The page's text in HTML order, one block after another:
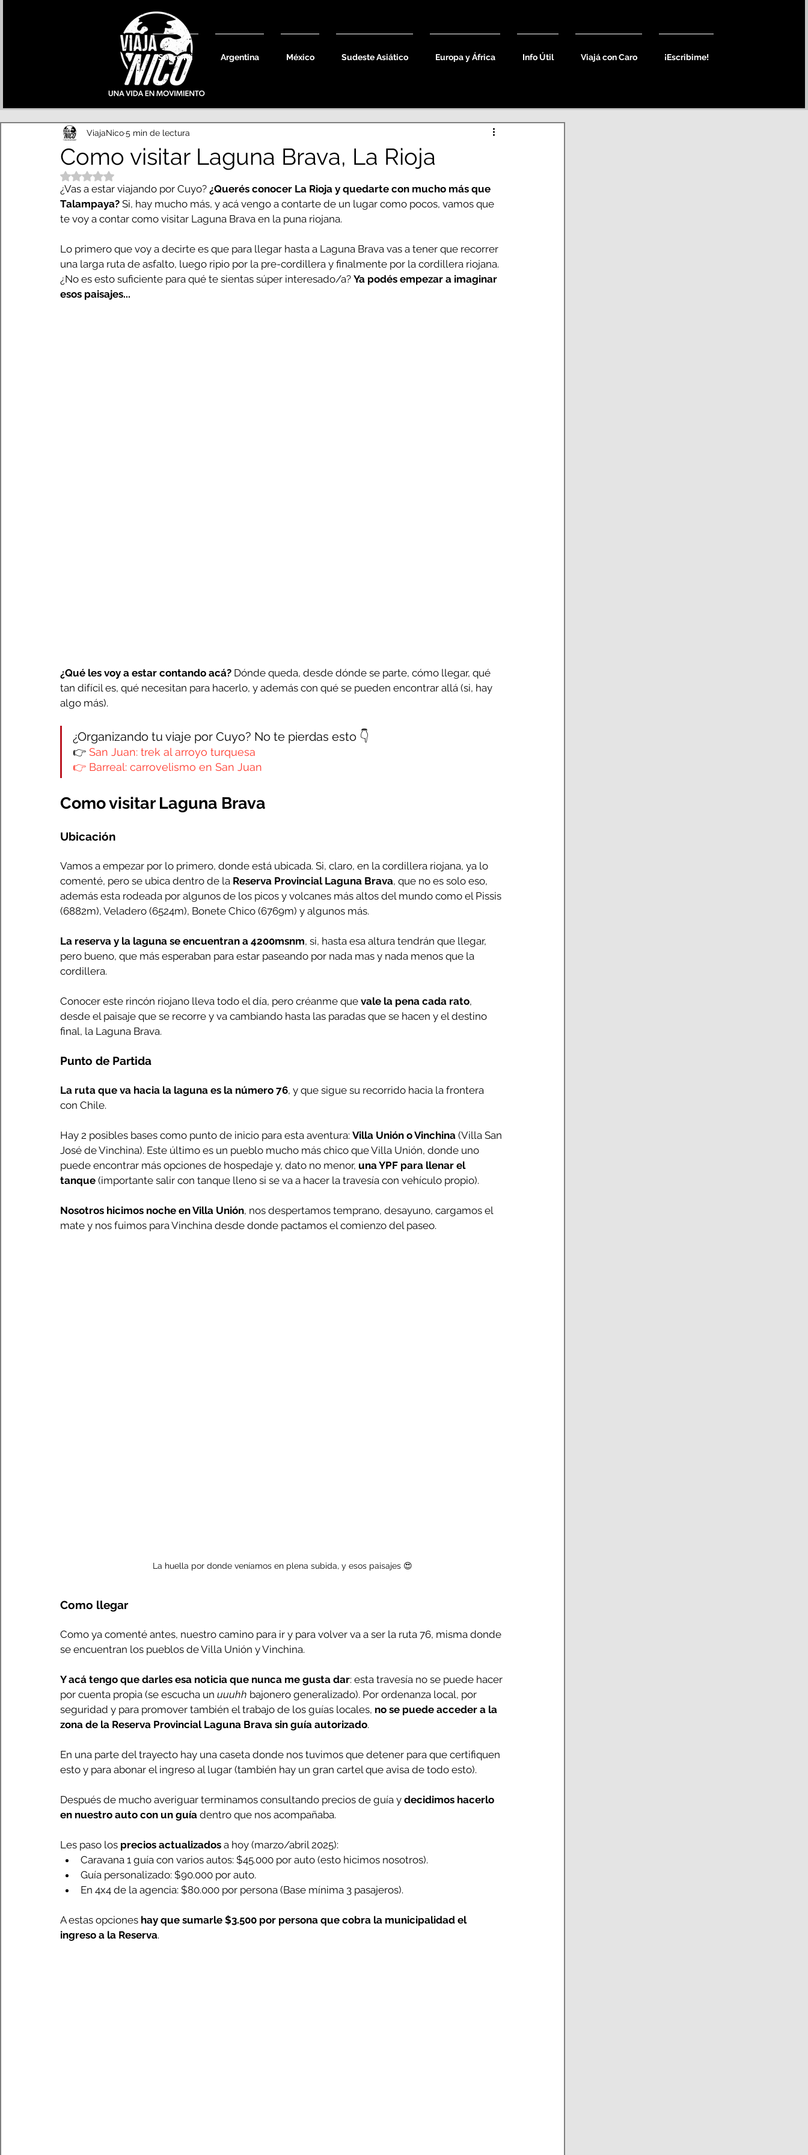
Sobre Mi Argentina México Sudeste Asiático Europa y África Info Útil Viajá con Caro ¡Escribime!
Como visitar Laguna Brava, La Rioja
ViajaNico5 min de lectura
Obtuvo NaN de 5 estrellas.
¿Vas a estar viajando por Cuyo? ¿Querés conocer La Rioja y quedarte con mucho más que
Talampaya? Si, hay mucho más, y acá vengo a contarte de un lugar como pocos, vamos que
te voy a contar como visitar Laguna Brava en la puna riojana.
Lo primero que voy a decirte es que para llegar hasta a Laguna Brava vas a tener que recorrer
una larga ruta de asfalto, luego ripio por la pre-cordillera y finalmente por la cordillera riojana.
¿No es esto suficiente para qué te sientas súper interesado/a? Ya podés empezar a imaginar
esos paisajes...
¿Qué les voy a estar contando acá? Dónde queda, desde dónde se parte, cómo llegar, qué
tan difícil es, qué necesitan para hacerlo, y además con qué se pueden encontrar allá (si, hay
algo más).
¿Organizando tu viaje por Cuyo? No te pierdas esto 👇
👉 San Juan: trek al arroyo turquesa
👉 Barreal: carrovelismo en San Juan
Como visitar Laguna Brava
Ubicación
Vamos a empezar por lo primero, donde está ubicada. Si, claro, en la cordillera riojana, ya lo
comenté, pero se ubica dentro de la Reserva Provincial Laguna Brava, que no es solo eso,
además esta rodeada por algunos de los picos y volcanes más altos del mundo como el Pissis
(6882m), Veladero (6524m), Bonete Chico (6769m) y algunos más.
La reserva y la laguna se encuentran a 4200msnm, si, hasta esa altura tendrán que llegar,
pero bueno, que más esperaban para estar paseando por nada mas y nada menos que la
cordillera.
Conocer este rincón riojano lleva todo el día, pero créanme que vale la pena cada rato,
desde el paisaje que se recorre y va cambiando hasta las paradas que se hacen y el destino
final, la Laguna Brava.
Punto de Partida
La ruta que va hacia la laguna es la número 76, y que sigue su recorrido hacia la frontera
con Chile.
Hay 2 posibles bases como punto de inicio para esta aventura: Villa Unión o Vinchina (Villa San
José de Vinchina). Este último es un pueblo mucho más chico que Villa Unión, donde uno
puede encontrar más opciones de hospedaje y, dato no menor, una YPF para llenar el
tanque (importante salir con tanque lleno si se va a hacer la travesía con vehículo propio).
Nosotros hicimos noche en Villa Unión, nos despertamos temprano, desayuno, cargamos el
mate y nos fuimos para Vinchina desde donde pactamos el comienzo del paseo.
La huella por donde veníamos en plena subida, y esos paisajes 😍
Como llegar
Como ya comenté antes, nuestro camino para ir y para volver va a ser la ruta 76, misma donde
se encuentran los pueblos de Villa Unión y Vinchina.
Y acá tengo que darles esa noticia que nunca me gusta dar: esta travesía no se puede hacer
por cuenta propia (se escucha un uuuhh bajonero generalizado). Por ordenanza local, por
seguridad y para promover también el trabajo de los guías locales, no se puede acceder a la
zona de la Reserva Provincial Laguna Brava sin guía autorizado.
En una parte del trayecto hay una caseta donde nos tuvimos que detener para que certifiquen
esto y para abonar el ingreso al lugar (también hay un gran cartel que avisa de todo esto).
Después de mucho averiguar terminamos consultando precios de guía y decidimos hacerlo
en nuestro auto con un guía dentro que nos acompañaba.
Les paso los precios actualizados a hoy (marzo/abril 2025):
Caravana 1 guía con varios autos: $45.000 por auto (esto hicimos nosotros).
Guía personalizado: $90.000 por auto.
En 4x4 de la agencia: $80.000 por persona (Base mínima 3 pasajeros).
A estas opciones hay que sumarle $3.500 por persona que cobra la municipalidad el
ingreso a la Reserva.